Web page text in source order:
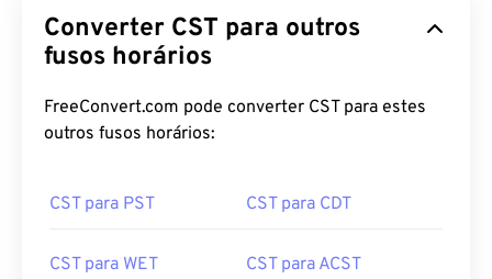
Converter CST para outros
fusos horários
FreeConvert.com pode converter CST para estes
outros fusos horários:
CST para PST CST para CDT
CST para WET CST para ACST